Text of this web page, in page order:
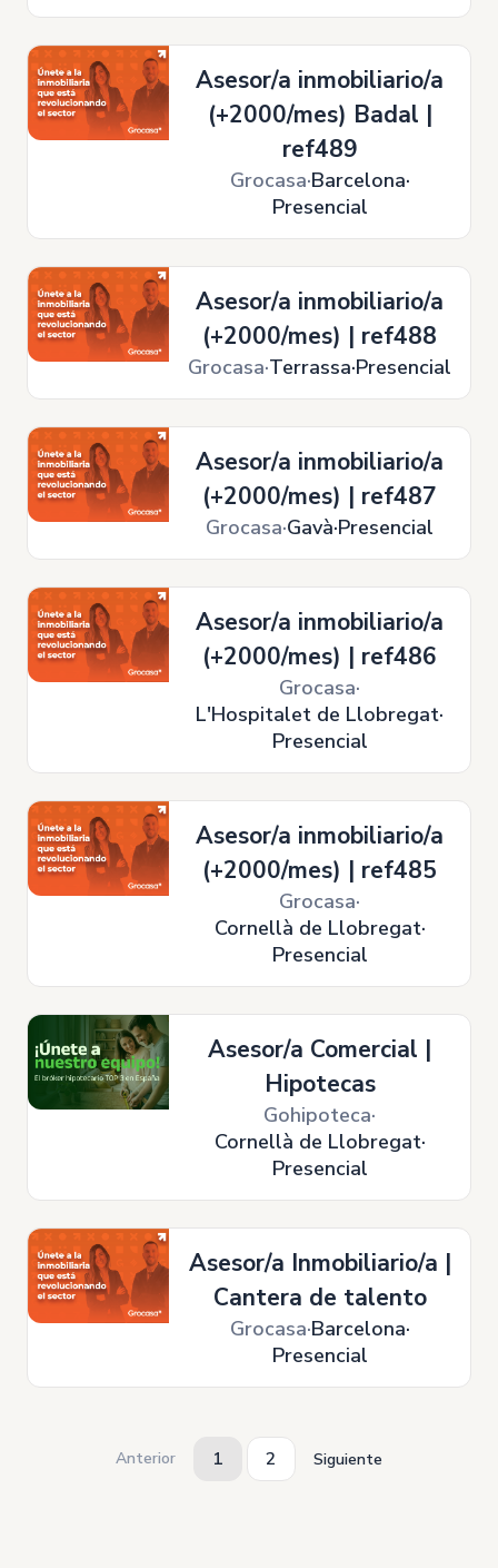
Asesor/a inmobiliario/a
(+2000/mes) Badal |
ref489
Grocasa Barcelona
Presencial
Asesor/a inmobiliario/a
(+2000/mes) | ref488
Grocasa Terrassa Presencial
Asesor/a inmobiliario/a
(+2000/mes) | ref487
Grocasa Gavà Presencial
Asesor/a inmobiliario/a
(+2000/mes) | ref486
Grocasa
L'Hospitalet de Llobregat
Presencial
Asesor/a inmobiliario/a
(+2000/mes) | ref485
Grocasa
Cornellà de Llobregat
Presencial
Asesor/a Comercial |
Hipotecas
Gohipoteca
Cornellà de Llobregat
Presencial
Asesor/a Inmobiliario/a |
Cantera de talento
Grocasa Barcelona
Presencial
Anterior 1 2 Siguiente